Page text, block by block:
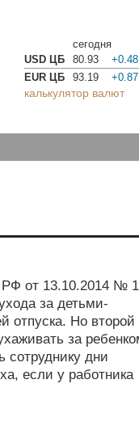
сегодня
USD ЦБ
80.93 +0.48
EUR ЦБ
93.19 +0.87
калькулятор валют
РФ от 13.10.2014 №
за детьми-
отпуска. Но второй
за
сотруднику дни
если у работника